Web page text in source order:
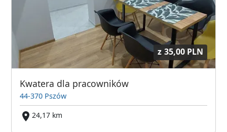
z 35,00 PLN
Kwatera dla pracowników
44-370 Pszów
24,17 km